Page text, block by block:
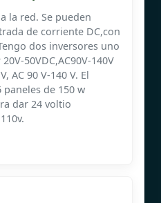
la red. Se pueden
de corriente DC,con
dos inversores uno
50VDC,AC90V-140V
AC 90 V-140 V. El
de 150 w
dar 24 voltio